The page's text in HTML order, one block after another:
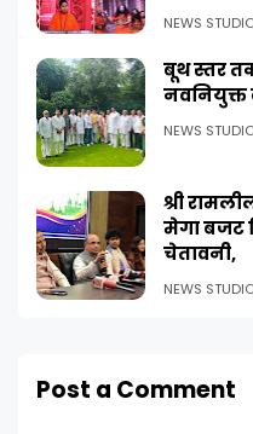
NEWS
बूथ स्तर
नवनियुक्त
NEWS
श्री
मेगा बजट
चेतावनी,
NEWS
Post a Comment